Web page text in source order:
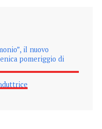
il nuovo
pomeriggio di